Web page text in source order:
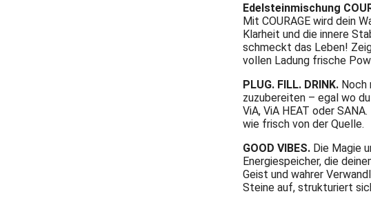
Edelsteinmischung
Mit COURAGE wird dein
Klarheit und die innere
schmeckt das Leben!
vollen Ladung frische
PLUG. FILL. DRINK. Noch
zuzubereiten – egal wo
ViA, ViA HEAT oder
wie frisch von der Quelle.
GOOD VIBES. Die Magie
Energiespeicher, die
Geist und wahrer
Steine auf, strukturiert